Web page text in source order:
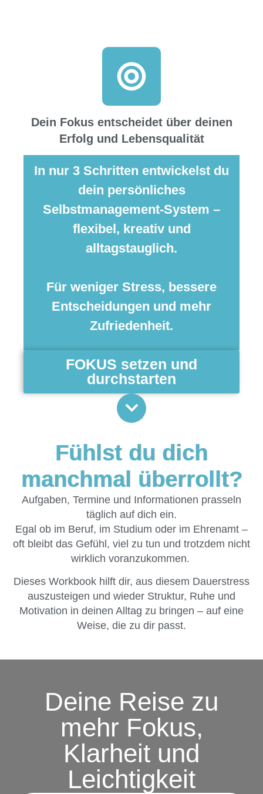
Dein Fokus entscheidet über deinen
Erfolg und Lebensqualität
In nur 3 Schritten entwickelst du
dein persönliches
Selbstmanagement-System –
flexibel, kreativ und
alltagstauglich.
Für weniger Stress, bessere
Entscheidungen und mehr
Zufriedenheit.
FOKUS setzen und
durchstarten
Fühlst du dich
manchmal überrollt?
Aufgaben, Termine und Informationen prasseln
täglich auf dich ein.
Egal ob im Beruf, im Studium oder im Ehrenamt –
oft bleibt das Gefühl, viel zu tun und trotzdem nicht
wirklich voranzukommen.
Dieses Workbook hilft dir, aus diesem Dauerstress
auszusteigen und wieder Struktur, Ruhe und
Motivation in deinen Alltag zu bringen – auf eine
Weise, die zu dir passt.
Deine Reise zu
mehr Fokus,
Klarheit und
Leichtigkeit